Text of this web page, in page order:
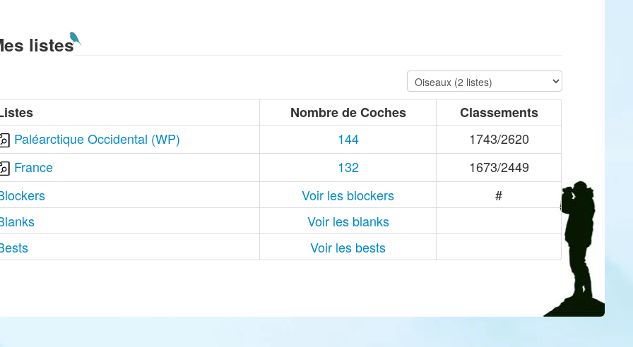
listes
Nombre de Coches
Classements
Paléarctique Occidental (WP)
144
1743/2620
France
132
1673/2449
Voir les blockers
#
Voir les blanks
Voir les bests